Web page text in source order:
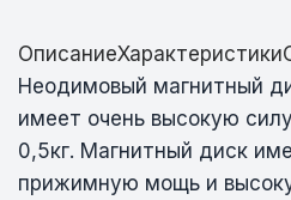
ОписаниеХарактеристики
Неодимовый магнитный
имеет очень высокую
0,5кг. Магнитный диск
прижимную мощь и